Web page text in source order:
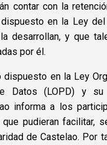
contar con la
en la Ley
desarrollan, y que
por él.
dispuesto en la Ley
Datos (LOPD) y su
informa a los
pudieran facilitar,
de Castelao. Por